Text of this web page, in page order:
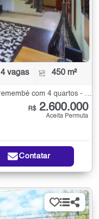
4 vagas 450 m²
R$ 2.600.000
Aceita Permuta
Contatar